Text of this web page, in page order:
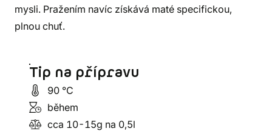
mysli. Pražením navíc získává maté specifickou,
plnou chuť.
Tip na přípravu
90 °C
během
cca 10-15g na 0,5l